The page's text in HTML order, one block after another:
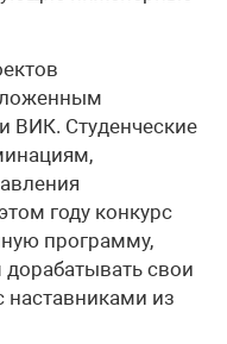
ВИК. Студенческие
году конкурс
программу,
дорабатывать свои
наставниками из